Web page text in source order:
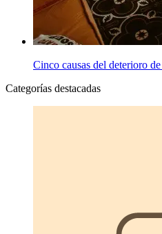
Cinco causas del deterioro
Categorías destacadas